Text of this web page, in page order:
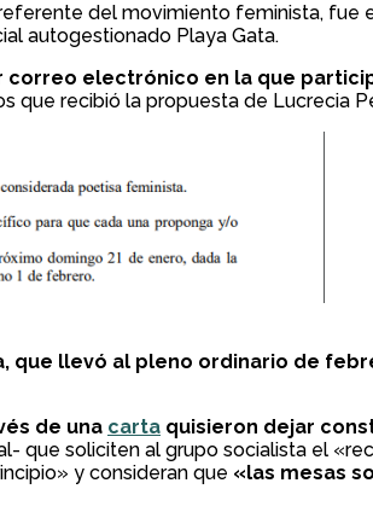
del movimiento feminista,
autogestionado Playa Gata.
electrónico en la que
que recibió la propuesta de Lucrecia
que llevó al pleno ordinario de
de una carta quisieron dejar
que soliciten al grupo socialista el
y consideran que «las mesas